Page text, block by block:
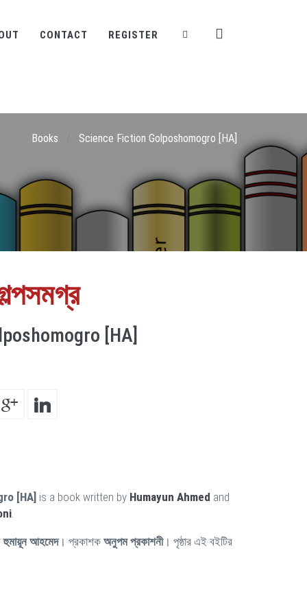
CONTACT REGISTER
Books Science Fiction Golposhomogro [HA]
[HA]
[HA] is a book written by Humayun Ahmed and
.
হুমায়ূন আহমেদ। প্রকাশক অনুপম প্রকাশনী। পৃষ্ঠার এই বইটির